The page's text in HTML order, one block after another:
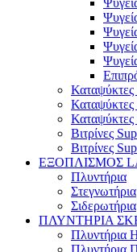
Καταψύκτες
Βιτρίνες
Βιτρίνες
ΕΞΟΠΛΙΣΜΟΣ
Πλυντήρια
Στεγνωτήρια
Σιδερωτήρια
ΠΛΥΝΤΗΡΙΑ
Πλυντήρια
Πλυντήρια